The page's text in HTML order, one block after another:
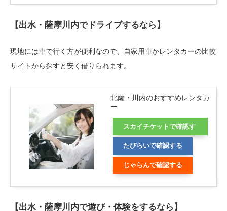
【出水・薩摩川内でドライブするなら】
現地には車で行く方が便利なので、自家用車かレンタカーの比較
サイトから探すと安く借りられます。
北薩・川内のおすすめレンタカ
ー
スカイチケットで確認す
る
たびらいで確認する
じゃらんで確認する
【出水・薩摩川内で遊び・体験をするなら】